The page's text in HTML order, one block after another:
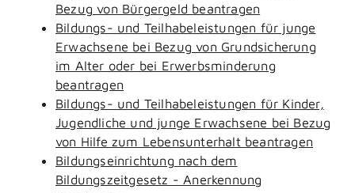
Bezug von Bürgergeld beantragen
Bildungs- und Teilhabeleistungen für junge
Erwachsene bei Bezug von Grundsicherung
im Alter oder bei Erwerbsminderung
beantragen
Bildungs- und Teilhabeleistungen für Kinder,
Jugendliche und junge Erwachsene bei Bezug
von Hilfe zum Lebensunterhalt beantragen
Bildungseinrichtung nach dem
Bildungszeitgesetz - Anerkennung